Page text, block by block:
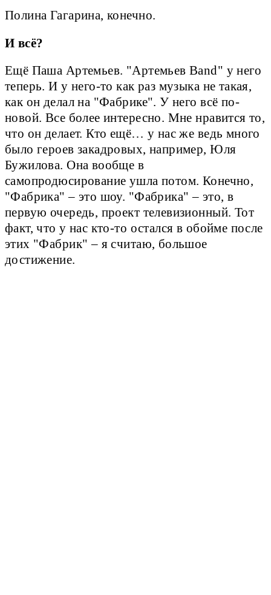
Пoлина Гагарина, конечно.
И всё?
Ещё Паша Артемьев. "Артемьев Band" у него
теперь. И у него-то как раз музыка не такая,
как он делал на "Фабрике". У него всё по-
новой. Все более интересно. Мне нравится то,
что он делает. Кто ещё… у нас же ведь много
было героев закадровых, например, Юля
Бужилова. Она вообще в
самопродюсирование ушла потом. Конечно,
"Фабрика" – это шоу. "Фабрика" – это, в
первую очередь, проект телевизионный. Тот
факт, что у нас кто-то остался в обойме после
этих "Фабрик" – я считаю, большое
достижение.